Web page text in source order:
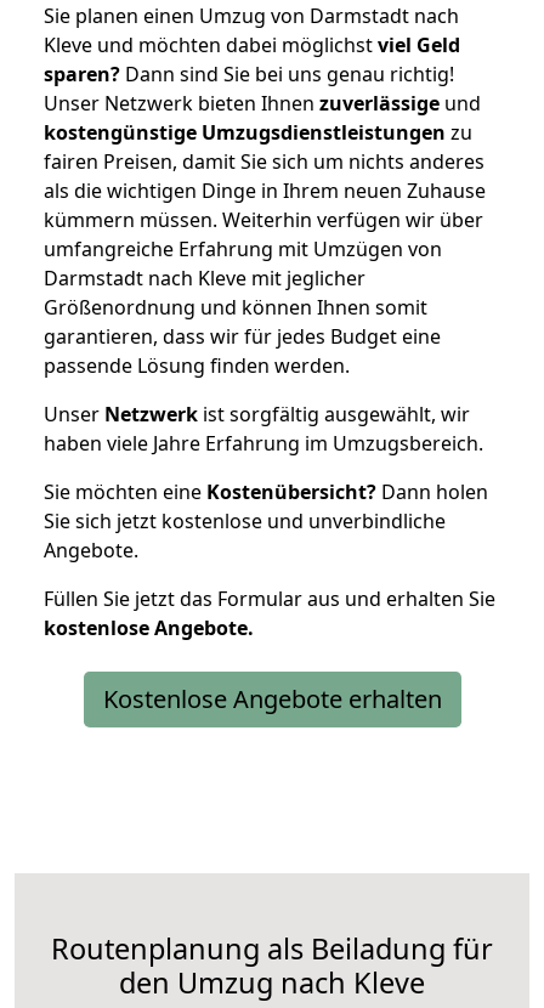
Sie planen einen Umzug von Darmstadt nach
Kleve und möchten dabei möglichstviel Geld
sparen? Dann sind Sie bei uns genau richtig!
Unser Netzwerk bieten Ihnen zuverlässige und
kostengünstige Umzugsdienstleistungen zu
fairen Preisen, damit Sie sich um nichts anderes
als die wichtigen Dinge in Ihrem neuen Zuhause
kümmern müssen. Weiterhin verfügen wir über
umfangreiche Erfahrung mit Umzügen von
Darmstadt nach Kleve mit jeglicher
Größenordnung und können Ihnen somit
garantieren, dass wir für jedes Budget eine
passende Lösung finden werden.
Unser Netzwerk ist sorgfältig ausgewählt, wir
haben viele Jahre Erfahrung im Umzugsbereich.
Sie möchten eine Kostenübersicht? Dann holen
Sie sich jetzt kostenlose und unverbindliche
Angebote.
Füllen Sie jetzt das Formular aus und erhalten Sie
kostenloseAngebote.
Kostenlose Angebote erhalten
Routenplanung als Beiladung für
den Umzug nach Kleve